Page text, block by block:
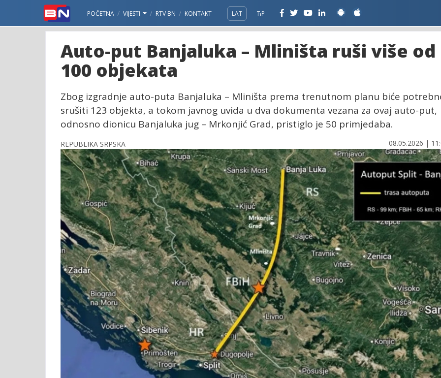
POČETNA VIJESTI RTV BN KONTAKT LAT ЋР
Auto-put Banjaluka – Mliništa ruši više od
100 objekata
Zbog izgradnje auto-puta Banjaluka – Mliništa prema trenutnom planu biće
srušiti 123 objekta, a tokom javnog uvida u dva dokumenta vezana za ovaj auto-put,
odnosno dionicu Banjaluka jug – Mrkonjić Grad, pristiglo je 50 primjedaba.
REPUBLIKA SRPSKA 08.05.2026 |